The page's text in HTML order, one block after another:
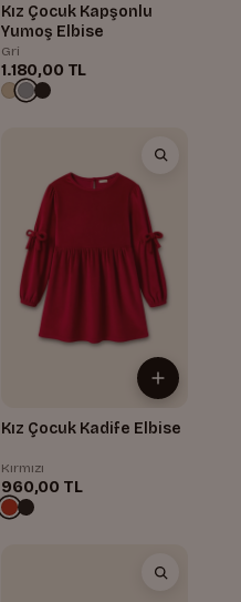
Kız Çocuk Kapşonlu
Yumoş Elbise
Gri
1.180,00 TL
Kız Çocuk Kadife Elbise
Kırmızı
960,00 TL